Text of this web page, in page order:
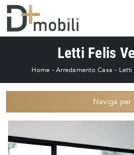
Letti Felis
Home -Arredamento Casa - Letti
Naviga per